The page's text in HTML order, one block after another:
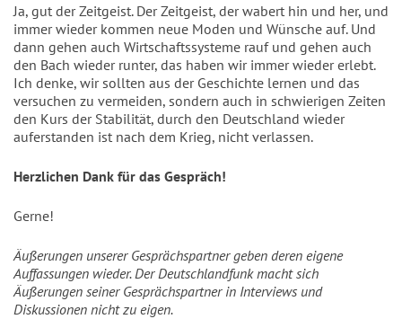
Ja, gut der Zeitgeist. Der Zeitgeist, der wabert hin und her, und
immer wieder kommen neue Moden und Wünsche auf. Und
dann gehen auch Wirtschaftssysteme rauf und gehen auch
den Bach wieder runter, das haben wir immer wieder erlebt.
Ich denke, wir sollten aus der Geschichte lernen und das
versuchen zu vermeiden, sondern auch in schwierigen Zeiten
den Kurs der Stabilität, durch den Deutschland wieder
auferstanden ist nach dem Krieg, nicht verlassen.
Herzlichen Dank für das Gespräch!
Gerne!
Äußerungen unserer Gesprächspartner geben deren eigene
Auffassungen wieder. Der Deutschlandfunk macht sich
Äußerungen seiner Gesprächspartner in Interviews und
Diskussionen nicht zu eigen.